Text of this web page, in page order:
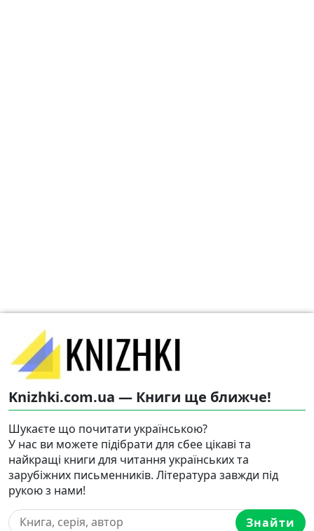
Knizhki.com.ua — Книги ще ближче!
Шукаєте що почитати українською?
У нас ви можете підібрати для сбее цікаві та
найкращі книги для читання українських та
зарубіжних письменників. Література завжди під
рукою з нами!
Знайти